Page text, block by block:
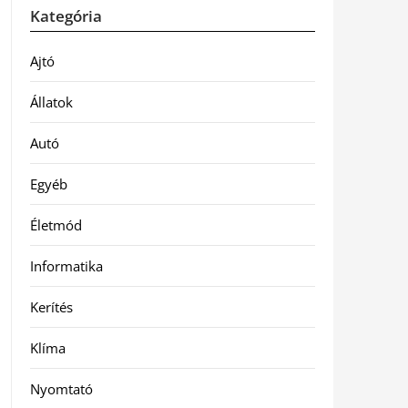
Kategória
Ajtó
Állatok
Autó
Egyéb
Életmód
Informatika
Kerítés
Klíma
Nyomtató